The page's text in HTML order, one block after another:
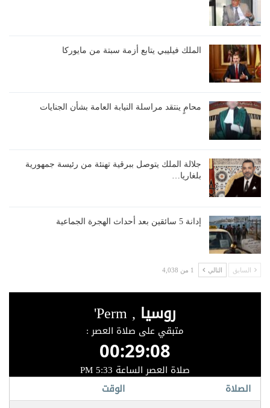
الملك فيليبي يتابع أزمة سبتة من مايوركا
محامٍ ينتقد مراسلة النيابة العامة بشأن الجنايات
جلالة الملك يتوصل ببرقية تهنئة من رئيسة جمهورية
بلغاريا…
إدانة 5 سائقين بعد أحداث الهجرة الجماعية
السابق التالي 1 من 4,038